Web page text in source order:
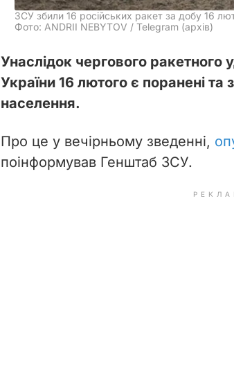
ЗСУ збили 16 російських ракет за добу 16
Фото: ANDRII NEBYTOV / Telegram (архів)
Унаслідок чергового ракетного
України 16 лютого є поранені та
населення.
Про це у вечірньому зведенні,
поінформував Генштаб ЗСУ.